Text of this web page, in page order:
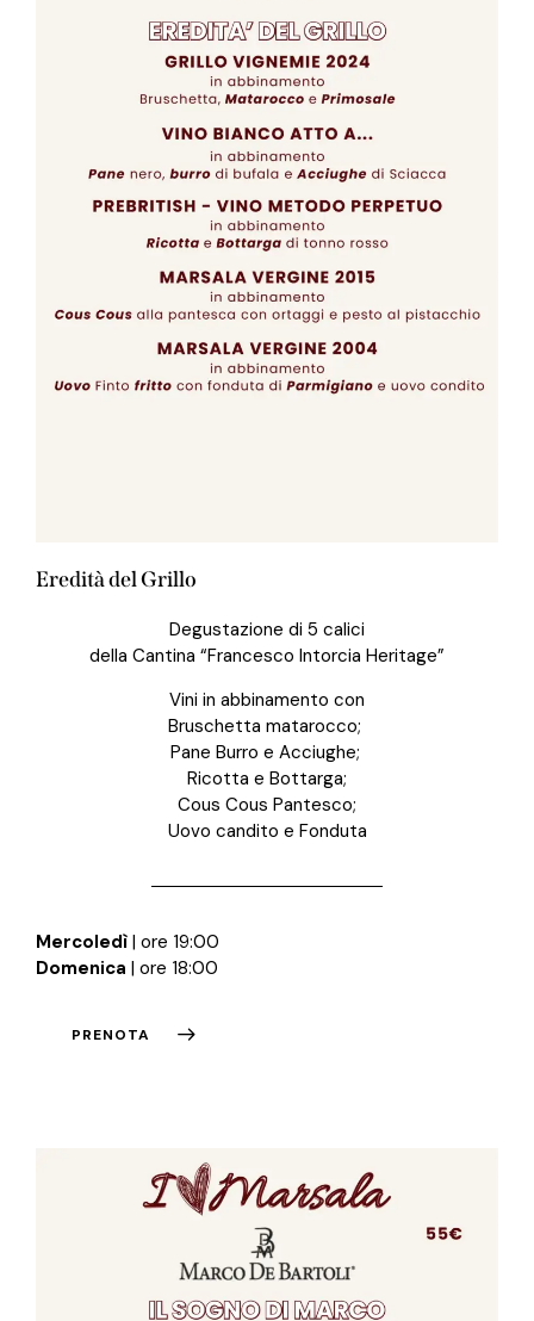
Eredità del Grillo
Degustazione di 5 calici
della Cantina “Francesco Intorcia Heritage”
Vini in abbinamento con
Bruschetta matarocco;
Pane Burro e Acciughe;
Ricotta e Bottarga;
Cous Cous Pantesco;
Uovo candito e Fonduta
Mercoledì | ore 19:00
Domenica | ore 18:00
PRENOTA